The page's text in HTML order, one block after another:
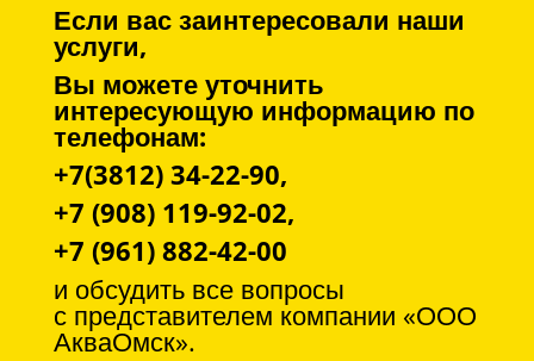
Если вас заинтересовали наши
услуги,
Вы можете уточнить
интересующую информацию по
телефонам:
+7(3812) 34-22-90,
+7 (908) 119-92-02,
+7 (961) 882-42-00
и обсудить все вопросы
с представителем компании «ООО
АкваОмск».